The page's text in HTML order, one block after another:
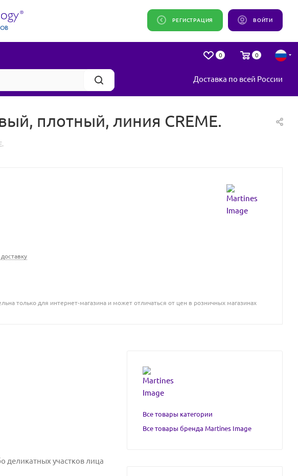
ВОЙТИ
РЕГИСТРАЦИЯ
0 0
Доставка по всей России
плотный, линия CREMЕ.
доставку
только для интернет-магазина и может отличаться от цен в розничных магазинах
деликатных участков лица
Все товары категории
Все товары бренда Martines Image